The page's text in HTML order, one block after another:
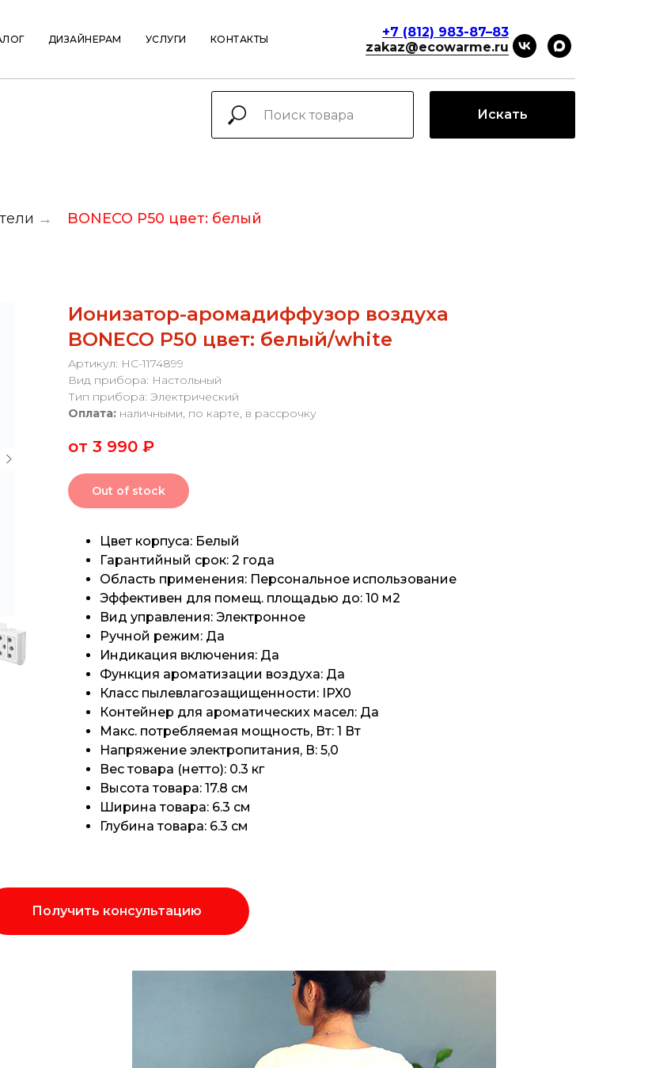
ДИЗАЙНЕРАМ УСЛУГИ КОНТАКТЫ
+7 (812) 983-87–83
zakaz@ecowarme.ru
Искать
→ BONECO P50 цвет: белый
Ионизатор-аромадиффузор воздуха
BONECO P50 цвет: белый/white
Артикул: НС-1174899
Вид прибора: Настольный
Тип прибора: Электрический
Оплата: наличными, по карте, в рассрочку
от 3 990 ₽
Out of stock
Цвет корпуса: Белый
Гарантийный срок: 2 года
Область применения: Персональное использование
Эффективен для помещ. площадью до: 10 м2
Вид управления: Электронное
Ручной режим: Да
Индикация включения: Да
Функция ароматизации воздуха: Да
Класс пылевлагозащищенности: IPX0
Контейнер для ароматических масел: Да
Макс. потребляемая мощность, Вт: 1 Вт
Напряжение электропитания, В: 5,0
Вес товара (нетто): 0.3 кг
Высота товара: 17.8 см
Ширина товара: 6.3 см
Глубина товара: 6.3 см
Получить консультацию